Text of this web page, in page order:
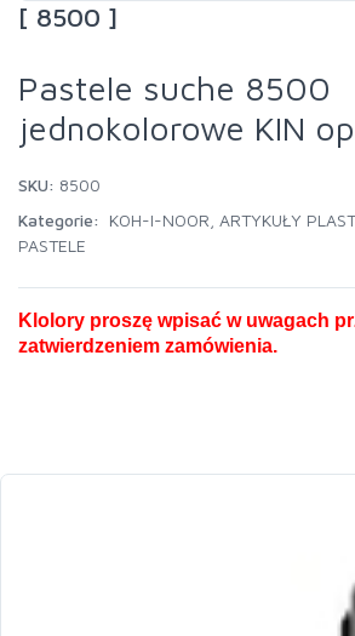
[ 8500 ]
Pastele suche 8500
jednokolorowe KIN
SKU: 8500
Kategorie:
KOH-I-NOOR ARTYKUŁY
PASTELE
Klolory proszę wpisać w uwagach
zatwierdzeniem zamówienia.